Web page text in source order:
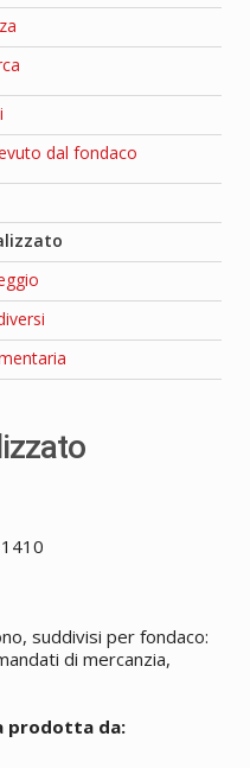
dal fondaco
suddivisi per fondaco:
di mercanzia,
prodotta da: